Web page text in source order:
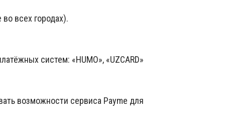
всех городах).
систем: «HUMO», «UZCARD»
возможности сервиса Payme для